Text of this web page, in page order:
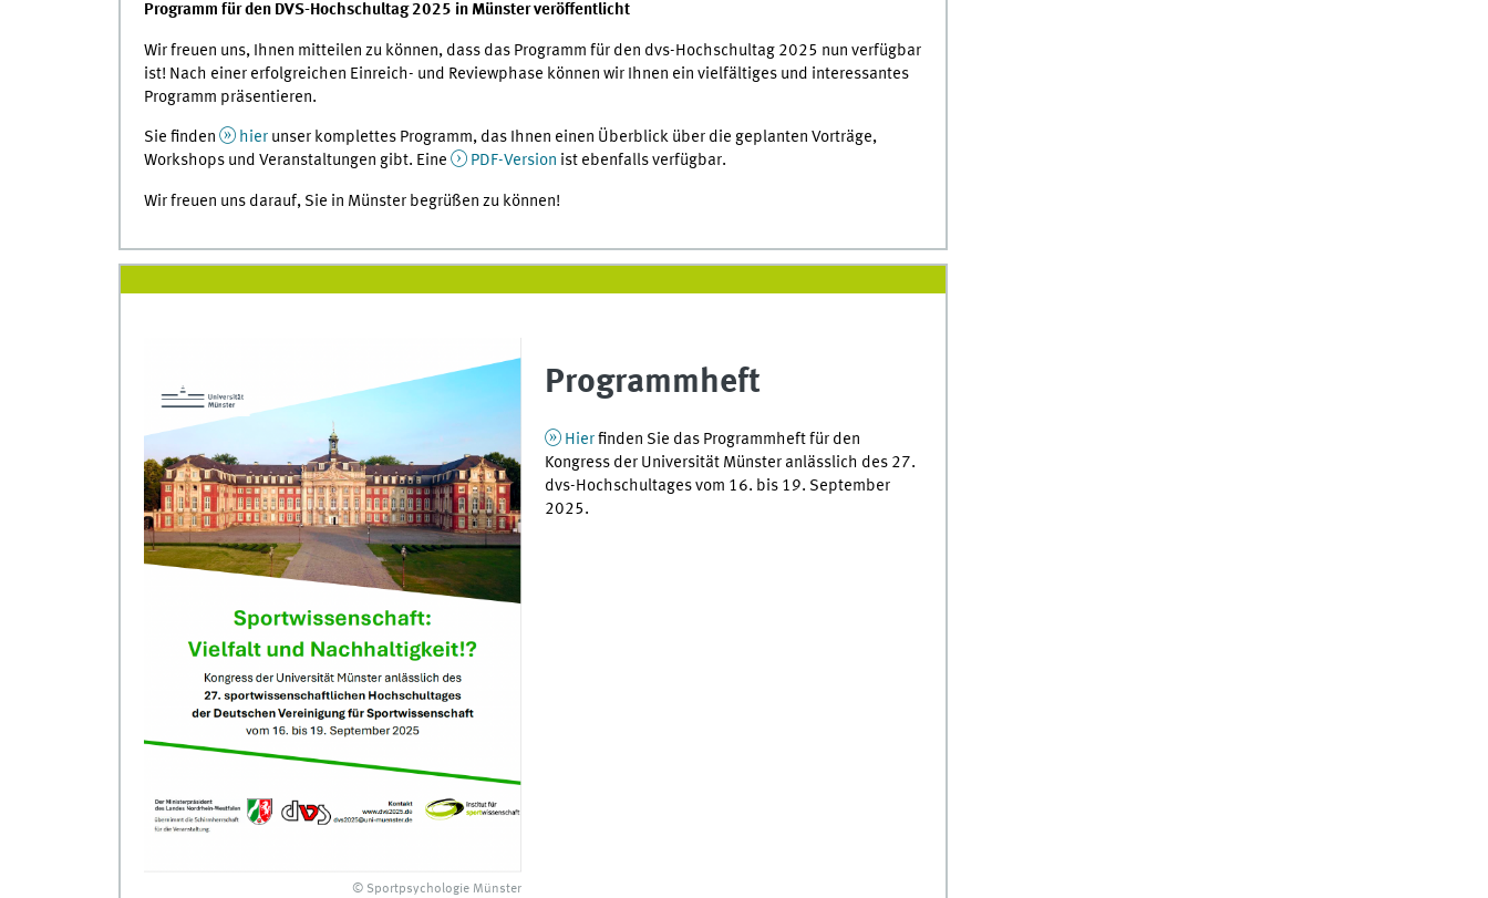
Programm für den DVS-Hochschultag 2025 in Münster veröffentlicht
Wir freuen uns, Ihnen mitteilen zu können, dass das Programm für den dvs-Hochschultag 2025 nun verfügbar
ist! Nach einer erfolgreichen Einreich- und Reviewphase können wir Ihnen ein vielfältiges und interessantes
Programm präsentieren.
Sie finden hierunser komplettes Programm, das Ihnen einen Überblick über die geplanten Vorträge,
Workshops und Veranstaltungen gibt. Eine
PDF-Version ist ebenfalls verfügbar.
Wir freuen uns darauf, Sie in Münster begrüßen zu können!
© Sportpsychologie Münster
Programmheft
Hierfinden Sie das Programmheft für den
Kongress der Universität Münster anlässlich des 27.
dvs-Hochschultages vom 16. bis 19. September
2025.